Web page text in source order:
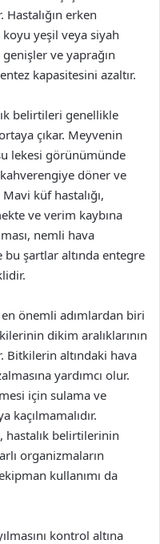
erken
yeşil veya siyah
ve yaprağın
kapasitesini azaltır.
belirtileri genellikle
çıkar. Meyvenin
lekesi görünümünde
döner ve
küf hastalığı,
ve verim kaybına
nemli hava
şartlar altında entegre
önemli adımlardan biri
dikim aralıklarının
Bitkilerin altındaki hava
yardımcı olur.
için sulama ve
kaçılmamalıdır.
hastalık belirtilerinin
organizmaların
kullanımı da
kontrol altına